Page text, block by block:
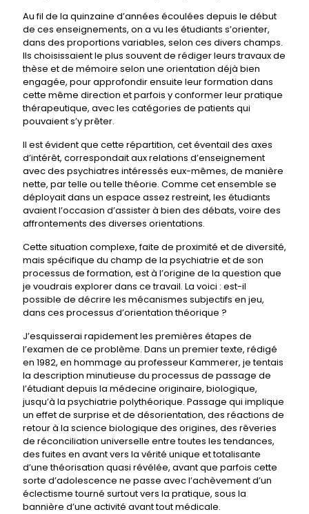
Au fil de la quinzaine d’années écoulées depuis le début
de ces enseignements, on a vu les étudiants s’orienter,
dans des proportions variables, selon ces divers champs.
Ils choisissaient le plus souvent de rédiger leurs travaux de
thèse et de mémoire selon une orientation déjà bien
engagée, pour approfondir ensuite leur formation dans
cette même direction et parfois y conformer leur pratique
thérapeutique, avec les catégories de patients qui
pouvaient s’y prêter.
Il est évident que cette répartition, cet éventail des axes
d’intérêt, correspondait aux relations d’enseignement
avec des psychiatres intéressés eux-mêmes, de manière
nette, par telle ou telle théorie. Comme cet ensemble se
déployait dans un espace assez restreint, les étudiants
avaient l’occasion d’assister à bien des débats, voire des
affrontements des diverses orientations.
Cette situation complexe, faite de proximité et de diversité,
mais spécifique du champ de la psychiatrie et de son
processus de formation, est à l’origine de la question que
je voudrais explorer dans ce travail. La voici : est-il
possible de décrire les mécanismes subjectifs en jeu,
dans ces processus d’orientation théorique ?
J’esquisserai rapidement les premières étapes de
l’examen de ce problème. Dans un premier texte, rédigé
en 1982, en hommage au professeur Kammerer, je tentais
la description minutieuse du processus de passage de
l’étudiant depuis la médecine originaire, biologique,
jusqu’à la psychiatrie polythéorique. Passage qui implique
un effet de surprise et de désorientation, des réactions de
retour à la science biologique des origines, des rêveries
de réconciliation universelle entre toutes les tendances,
des fuites en avant vers la vérité unique et totalisante
d’une théorisation quasi révélée, avant que parfois cette
sorte d’adolescence ne passe avec l’achèvement d’un
éclectisme tourné surtout vers la pratique, sous la
bannière d’une activité avant tout médicale.